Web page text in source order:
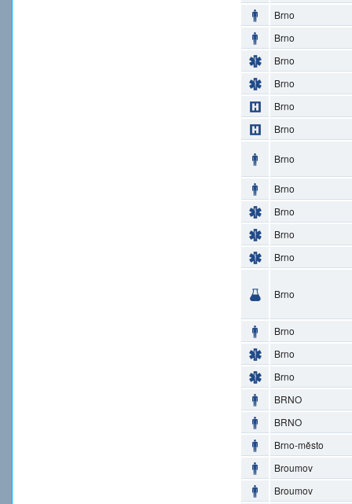
Brno
Brno
Brno
Brno
Brno
Brno
Brno
Brno
Brno
Brno
Brno
Brno
Brno
Brno
Brno
BRNO
BRNO
Brno-město
Broumov
Broumov